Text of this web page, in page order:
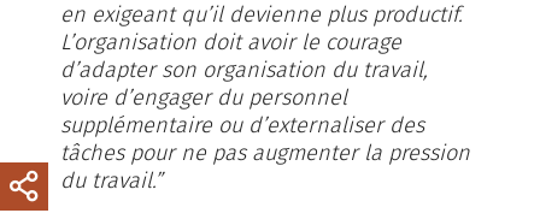
en exigeant qu’il devienne plus productif.
L’organisation doit avoir le courage
d’adapter son organisation du travail,
voire d’engager du personnel
supplémentaire ou d’externaliser des
tâches pour ne pas augmenter la pression
du travail.”